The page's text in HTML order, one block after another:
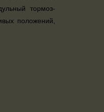
тормоз-
положений,